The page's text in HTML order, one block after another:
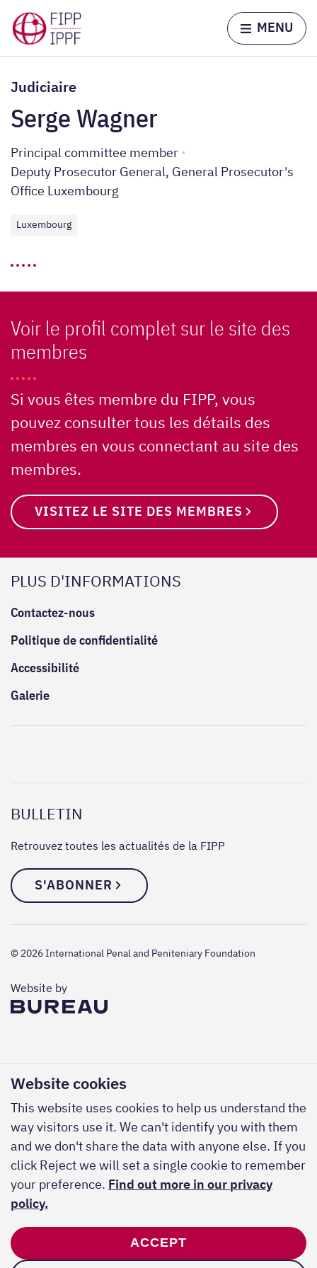
Website cookies
This website uses cookies to help us understand the
way visitors use it. We can't identify you with them
and we don't share the data with anyone else. If you
click Reject we will set a single cookie to remember
your preference. Find out more in our privacy
policy.
ACCEPT
Home page
MENU
Judiciaire
Serge Wagner
Principal committee member
Deputy Prosecutor General, General Prosecutor's
Office Luxembourg
Luxembourg
Voir le profil complet sur le site des
membres
Si vous êtes membre du FIPP, vous
pouvez consulter tous les détails des
membres en vous connectant au site des
membres.
VISITEZ LE SITE DES MEMBRES
PLUS D'INFORMATIONS
Contactez-nous
Politique de confidentialité
Accessibilité
Galerie
BULLETIN
Retrouvez toutes les actualités de la FIPP
S'ABONNER
© 2026 International Penal and Peniteniary Foundation
Website byThe Bureau